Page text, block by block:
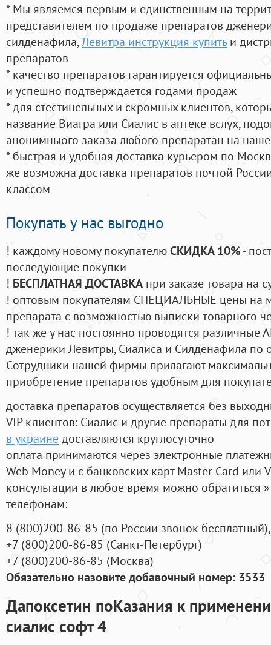
* Мы являемся первым и единственным на
представителем по продаже препаратов
силденафила,Левитра инструкция купитьи
препаратов
* качество препаратов гарантируется
и успешно подтверждается годами продаж
* для стестинельных и скромных клиентов,
название Виагра или Сиалис в аптеке вслух,
анонимныого заказа любого препаратан на
* быстрая и удобная доставка курьером по
же возможна доставка препаратов почтой
классом
Покупать у нас выгодно
! каждому новому покупателюСКИДКА 10%-
последующие покупки
! БЕСПЛАТНАЯ ДОСТАВКА при заказе товара на
! оптовым покупателям СПЕЦИАЛЬНЫЕ цены на
препарата с возможностью выписки товарного
! так же у нас постоянно проводятся
дженерики Левитры, Сиалиса и Силденафила по
Cотрудники нашей фирмы прилагают
приобретение препаратов удобным для
доставка препаратов осуществляется без
VIP клиентов: Сиалис и другие препараты для
в украинедоставляются круглосуточно
оплата принимаются через электронные
Web Money и с банковских карт Master Card или
консультации в любое время можно обратиться
телефонам:
8 (800)200-86-85 (по России звонок бесплатный),
+7 (800)200-86-85 (Санкт-Петербург)
+7 (800)200-86-85 (Москва)
Обязательно назовите добавочный номер: 3533
Дапоксетин поКазания к
сиалис софт 4